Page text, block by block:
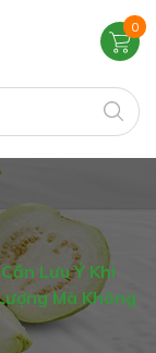
0
Lưu Ý Khi
Mà Không